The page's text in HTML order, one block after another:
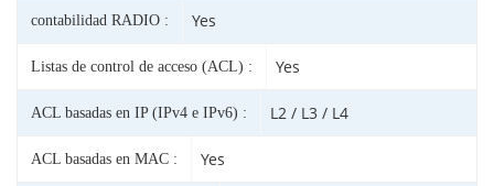
contabilidad RADIO : Yes
Listas de control de acceso (ACL) : Yes
ACL basadas en IP (IPv4 e IPv6) : L2 / L3 / L4
ACL basadas en MAC : Yes